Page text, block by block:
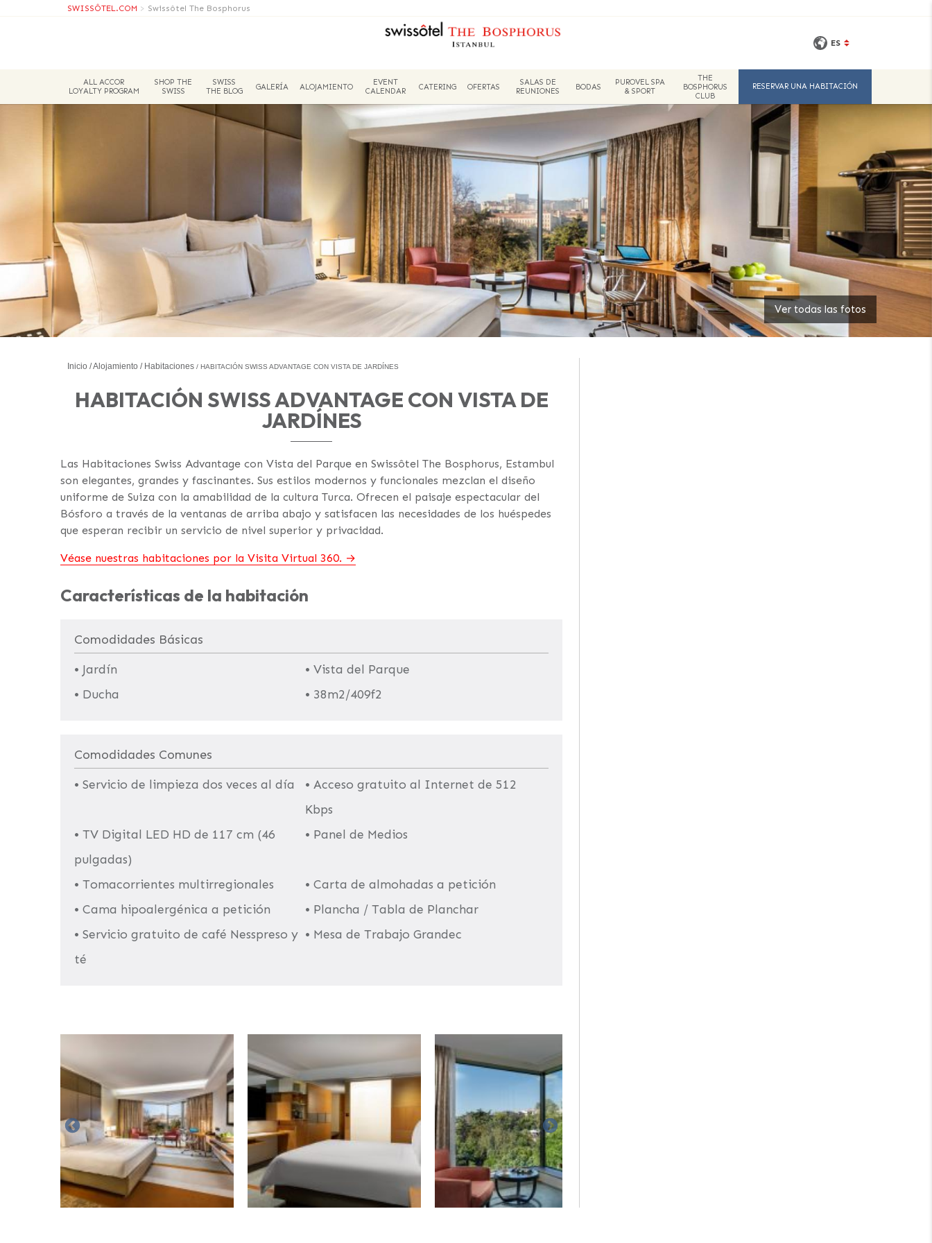
SWISSÔTEL.COM > Swissôtel The Bosphorus
ES
ALL ACCOR
LOYALTY PROGRAM
SHOP THE
SWISS
SWISS
THE BLOG
GALERÍA ALOJAMIENTO
EVENT
CALENDAR
CATERING OFERTAS
SALAS DE
REUNIONES
BODAS
PUROVEL SPA
& SPORT
THE
BOSPHORUS
CLUB
RESERVAR UNA HABITACIÓN
Ver todas las fotos
Inicio Alojamiento Habitaciones HABITACIÓN SWISS ADVANTAGE CON VISTA DE JARDÍNES
HABITACIÓN SWISS ADVANTAGE CON VISTA DE
JARDÍNES
Las Habitaciones Swiss Advantage con Vista del Parque en Swissôtel The Bosphorus, Estambul
son elegantes, grandes y fascinantes. Sus estilos modernos y funcionales mezclan el diseño
uniforme de Suiza con la amabilidad de la cultura Turca. Ofrecen el paisaje espectacular del
Bósforo a través de la ventanas de arriba abajo y satisfacen las necesidades de los huéspedes
que esperan recibir un servicio de nivel superior y privacidad.
Véase nuestras habitaciones por la Visita Virtual 360.
Características de la habitación
Comodidades Básicas
• Jardín
• Vista del Parque
• Ducha
• 38m2/409f2
Comodidades Comunes
• Servicio de limpieza dos veces al día
• Acceso gratuito al Internet de 512
Kbps
• TV Digital LED HD de 117 cm (46
pulgadas)
• Panel de Medios
• Tomacorrientes multirregionales
• Carta de almohadas a petición
• Cama hipoalergénica a petición
• Plancha / Tabla de Planchar
• Servicio gratuito de café Nesspreso y
té
• Mesa de Trabajo Grandec